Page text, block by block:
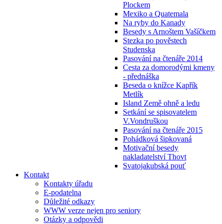
Plockem
Mexiko a Quatemala
Na ryby do Kanady
Besedy s Arnoštem Vašíčkem
Stezka po pověstech
Studenska
Pasování na čtenáře 2014
Cesta za domorodými kmeny
- přednáška
Beseda o knížce Kapřík
Metlík
Island Země ohně a ledu
Setkání se spisovatelem
V.Vondruškou
Pasování na čtenáře 2015
Pohádková šipkovaná
Motivační besedy
nakladatelství Thovt
Svatojakubská pouť
Kontakt
Kontakty úřadu
E-podatelna
Důležité odkazy
WWW verze nejen pro seniory
Otázky a odpovědi